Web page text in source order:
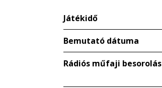
Játékidő
Bemutató dátuma
Rádiós műfaji besorolás